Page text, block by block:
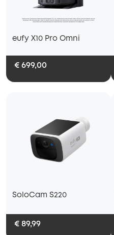
eufy X10 Pro Omni
€ 699,00
SoloCam S220
€ 89,99